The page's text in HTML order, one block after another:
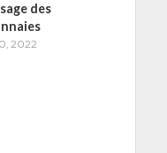
des
2022